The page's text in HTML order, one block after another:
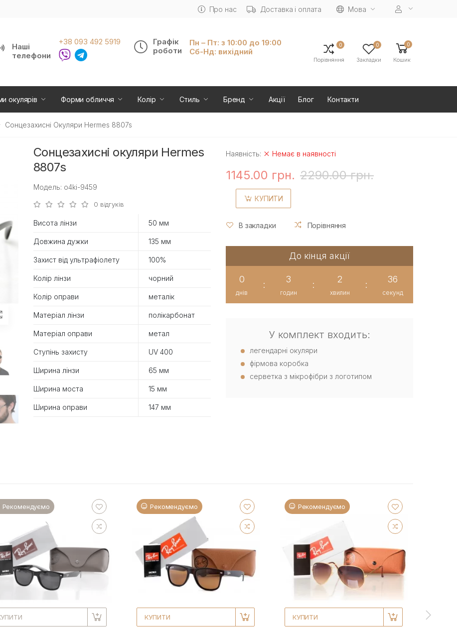
Про нас Доставка і оплата Мова
Наші
телефони
+38 093 492 5919
Графік
роботи
Пн – Пт: з 10:00 до 19:00
Сб-Нд: вихідний
0
Порівняння
0
Закладки
0
Кошик
окулярів Форми обличчя Колір Стиль Бренд Акції Блог Контакти
Сонцезахисні Окуляри Hermes 8807s
Сонцезахисні окуляри Hermes
8807s
Модель: o4ki-9459
0 відгуків
Висота лінзи 50 мм
Довжина дужки 135 мм
Захист від ультрафіолету 100%
Колір лінзи чорний
Колір оправи металік
Матеріал лінзи полікарбонат
Матеріал оправи метал
Ступінь захисту UV 400
Ширина лінзи 65 мм
Ширина моста 15 мм
Ширина оправи 147 мм
Наявність: Немає в наявності
1145.00 грн. 2290.00 грн.
КУПИТИ
В закладки Порівняння
До кінця акції
0
днів
:
3
годин
:
2
хвилин
:
36
секунд
У комплект входить:
легендарні окуляри
фірмова коробка
серветка з мікрофібри з логотипом
Рекомендуємо Рекомендуємо
КУПИТИ
Рекомендуємо
КУПИТИ